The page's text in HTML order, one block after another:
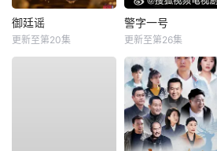
御廷谣
更新至第20集
警字一号
更新至第26集